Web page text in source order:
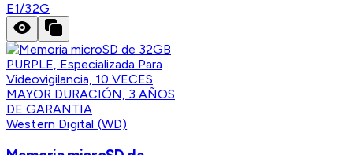
E1/32G
Western Digital (WD)